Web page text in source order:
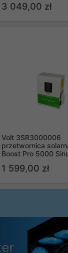
3 049,00 zł
Volt 3SR3000006
przetwornica
Boost Pro 5000
1 599,00 zł